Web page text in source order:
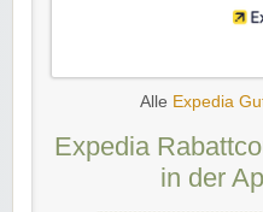
Alle Expedia
Expedia
in der